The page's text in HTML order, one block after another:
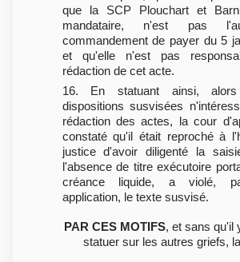
que la SCP Plouchart et
mandataire, n'est pas
commandement de payer du 5
et qu'elle n'est pas
rédaction de cet acte.
16. En statuant ainsi,
dispositions susvisées
rédaction des actes, la cour
constaté qu'il était reproché à
justice d'avoir diligenté la
l'absence de titre exécutoire
créance liquide, a violé,
application, le texte susvisé.
PAR CES MOTIFS, et sans qu'il
statuer sur les autres griefs,